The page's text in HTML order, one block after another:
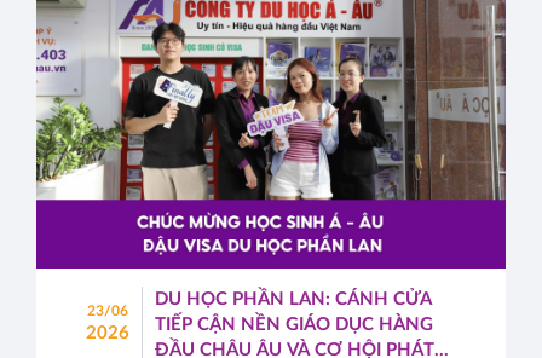
23/06
2026
DU HỌC PHẦN LAN: CÁNH CỬA
TIẾP CẬN NỀN GIÁO DỤC HÀNG
ĐẦU CHÂU ÂU VÀ CƠ HỘI PHÁT